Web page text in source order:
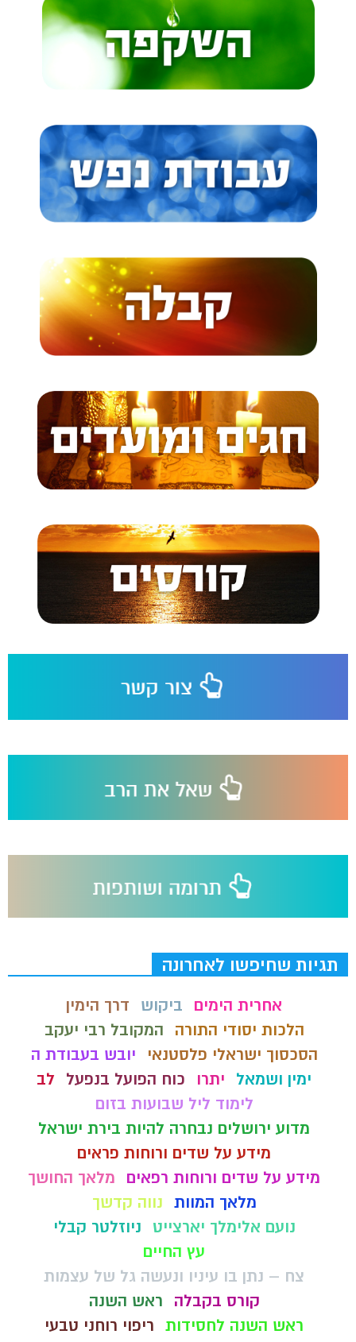
תגיות שחיפשו לאחרונה
אחרית הימים ביקוש
דרך הימין
הלכות יסודי התורה
המקובל רבי יעקב
הסכסוך ישראלי פלסטנאי
יובש בעבודת ה
ימין ושמאל
יתרו כוח הפועל בנפעל
לב
לימוד ליל שבועות בזום
מדוע ירושלים נבחרה להיות בירת ישראל
מידע על שדים ורוחות פראים
מידע על שדים ורוחות רפאים
מלאך החושך
מלאך המוות נווה קדשך
נועם אלימלך יארצייט
ניוזלטר קבלי
עץ החיים
צח – נתן בו עיניו ונעשה גל של עצמות
קורס בקבלה
ראש השנה
ראש השנה לחסידות ריפוי רוחני טבעי